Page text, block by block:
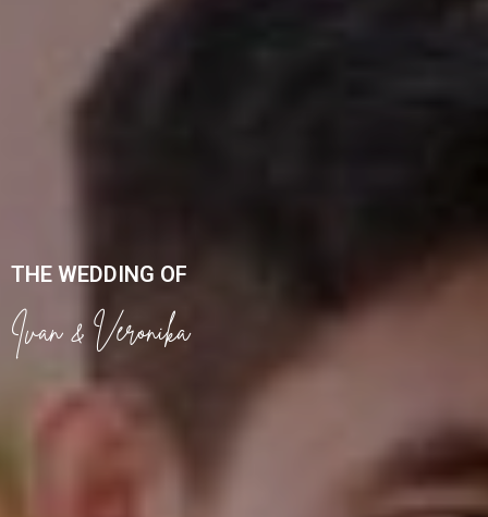
THE WEDDING OF
Ivan & Veronika